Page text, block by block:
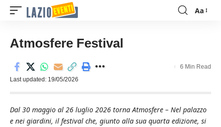
Font
Aa
Atmosfere Festival
Last updated: 19/05/2026
6 Min Read
Dal 30 maggio al 26 luglio 2026 torna Atmosfere – Nel palazzo
e nei giardini, il festival che, giunto alla sua quarta edizione, si